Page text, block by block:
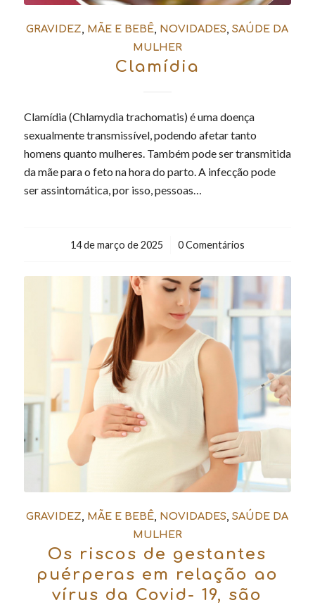
GRAVIDEZ MÃE E BEBÊ NOVIDADES ,SAÚDE DA
MULHER
Clamídia
Clamídia (Chlamydia trachomatis) é uma doença
sexualmente transmissível, podendo afetar tanto
homens quanto mulheres. Também pode ser transmitida
da mãe para o feto na hora do parto. A infecção pode
ser assintomática, por isso, pessoas…
14 de março de 2025
/ 0 Comentários
GRAVIDEZ, MÃE E BEBÊ, NOVIDADES,SAÚDE DA
MULHER
Os riscos de gestantes
puérperas em relação ao
vírus da Covid- 19, são